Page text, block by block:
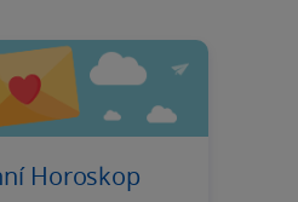
Horoskop